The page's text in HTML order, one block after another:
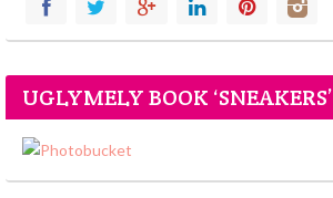
UGLYMELY BOOK ‘SNEAKERS’